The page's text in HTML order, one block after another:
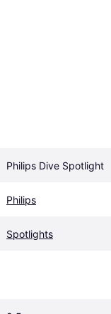
Philips Dive Spotlight
Philips
Spotlights